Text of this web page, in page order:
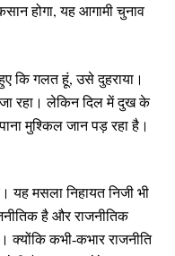
होगा,यह आगामी चुनाव
कि गलत हूं,उसे दुहराया।
रहा। लेकिन दिल में दुख के
मुश्किल जान पड़ रहा है।
यह मसला निहायत निजी भी
है और राजनीतिक
क्‍योंकि कभी-कभार राजनीति